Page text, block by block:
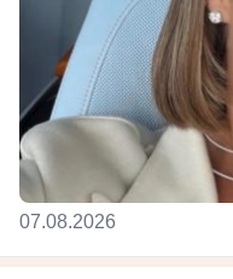
07.08.2026